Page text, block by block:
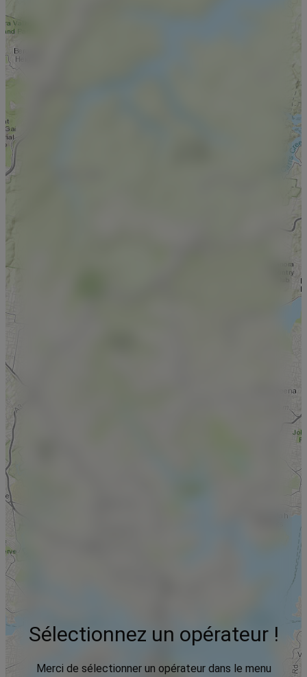
Sélectionnez un opérateur !
Merci de sélectionner un opérateur dans le menu